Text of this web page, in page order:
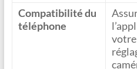
Compatibilité du
téléphone
votre